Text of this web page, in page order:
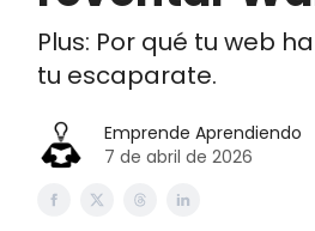
Plus: Por qué tu web
tu escaparate.
Emprende Aprendiendo
7 de abril de 2026